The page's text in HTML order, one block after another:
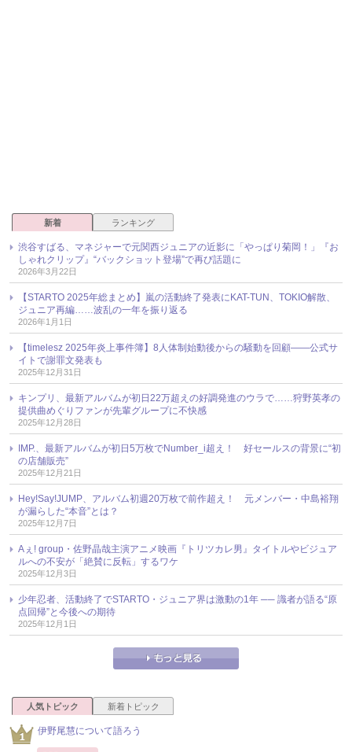
新着 ランキング
渋谷すばる、マネジャーで元関西ジュニアの近影に「やっぱり菊岡！」『お
しゃれクリップ』“バックショット登場”で再び話題に
2026年3月22日
【STARTO 2025年総まとめ】嵐の活動終了発表にKAT-TUN、TOKIO解散、
ジュニア再編……波乱の一年を振り返る
2026年1月1日
【timelesz 2025年炎上事件簿】8人体制始動後からの騒動を回顧――公式サ
イトで謝罪文発表も
2025年12月31日
キンプリ、最新アルバムが初日22万超えの好調発進のウラで……狩野英孝の
提供曲めぐりファンが先輩グループに不快感
2025年12月28日
IMP.、最新アルバムが初日5万枚でNumber_i超え！ 好セールスの背景に“初
の店舗販売”
2025年12月21日
Hey!Say!JUMP、アルバム初週20万枚で前作超え！ 元メンバー・中島裕翔
が漏らした“本音”とは？
2025年12月7日
Aぇ! group・佐野晶哉主演アニメ映画『トリツカレ男』タイトルやビジュア
ルへの不安が「絶賛に反転」するワケ
2025年12月3日
少年忍者、活動終了でSTARTO・ジュニア界は激動の1年 ── 識者が語る“原
点回帰”と今後への期待
2025年12月1日
人気トピック 新着トピック
伊野尾慧について語ろう